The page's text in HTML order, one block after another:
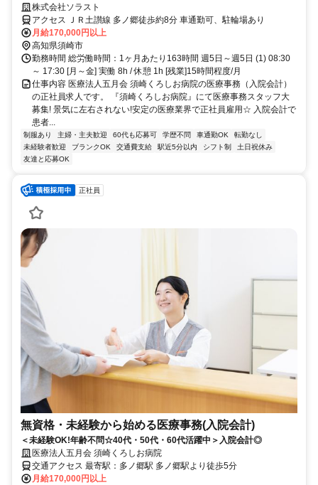
株式会社ソラスト
アクセス ＪＲ土讃線 多ノ郷徒歩約8分 車通勤可、駐輪場あり
月給170,000円以上
高知県須崎市
勤務時間 総労働時間：1ヶ月あたり163時間 週5日～週5日 (1) 08:30
～ 17:30 [月～金] 実働 8h / 休憩 1h [残業]15時間程度/月
仕事内容 医療法人五月会 須崎くろしお病院の医療事務（入院会計）
の正社員求人です。 『須崎くろしお病院』にて医療事務スタッフ大
募集! 景気に左右されない!安定の医療業界で正社員雇用☆ 入院会計で
患者...
制服あり 主婦・主夫歓迎 60代も応募可 学歴不問 車通勤OK
転勤なし
未経験者歓迎
ブランクOK 交通費支給 駅近5分以内 シフト制
土日祝休み
友達と応募OK
正社員
無資格・未経験から始める医療事務(入院会計)
＜未経験OK!年齢不問☆40代・50代・60代活躍中＞入院会計◎
医療法人五月会 須崎くろしお病院
交通アクセス 最寄駅：多ノ郷駅 多ノ郷駅より徒歩5分
月給170,000円以上